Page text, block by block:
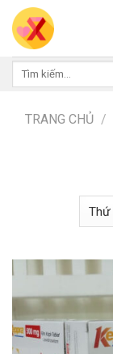
Skip
content
Tìm
TRANG CHỦ /